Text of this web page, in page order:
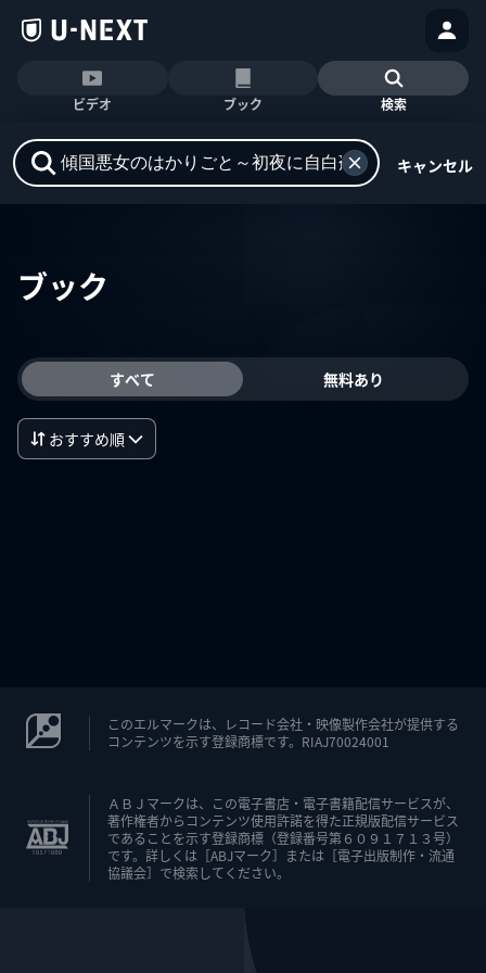
ビデオ ブック 検索
キャンセル
ブック
すべて 無料あり
おすすめ順
このエルマークは、レコード会社・映像製作会社が提供する
コンテンツを示す登録商標です。RIAJ70024001
ＡＢＪマークは、この電子書店・電子書籍配信サービスが、
著作権者からコンテンツ使用許諾を得た正規版配信サービス
であることを示す登録商標（登録番号第６０９１７１３号）
です。詳しくは［ABJマーク］または［電子出版制作・流通
協議会］で検索してください。